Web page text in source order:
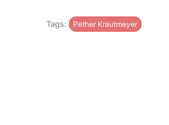
Tags: Pether Krautmeyer